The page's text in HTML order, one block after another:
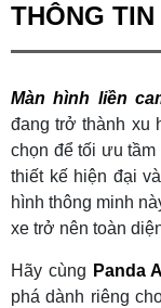
THÔNG
Màn hình liền
đang trở thành xu
chọn để tối ưu
thiết kế hiện đại
hình thông minh
xe trở nên toàn
Hãy cùng Panda
phá dành riêng